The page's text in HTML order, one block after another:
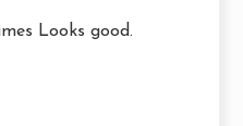
Looks good.